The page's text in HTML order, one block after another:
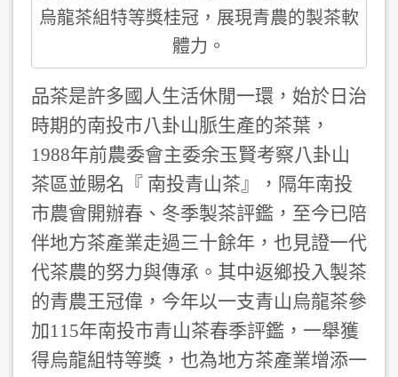
烏龍茶組特等獎桂冠，展現青農的製茶軟
體力。
品茶是許多國人生活休閒一環，始於日治
時期的南投市八卦山脈生產的茶葉，
1988年前農委會主委余玉賢考察八卦山
茶區並賜名『 南投青山茶』，隔年南投
市農會開辦春、冬季製茶評鑑，至今已陪
伴地方茶產業走過三十餘年，也見證一代
代茶農的努力與傳承。其中返鄉投入製茶
的青農王冠偉，今年以一支青山烏龍茶參
加115年南投市青山茶春季評鑑，一舉獲
得烏龍組特等獎，也為地方茶產業增添一